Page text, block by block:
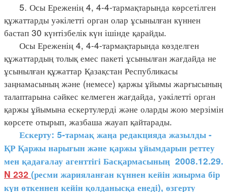
5. Осы Ереженің 4, 4-4-тармақтарында көрсетілген
құжаттарды уәкілетті орган олар ұсынылған күннен
бастап 30 күнтізбелік күн ішінде қарайды.
Осы Ереженің 4, 4-4-тармақтарында көзделген
құжаттардың толық емес пакеті ұсынылған жағдайда не
ұсынылған құжаттар Қазақстан Республикасы
заңнамасының және (немесе) қаржы ұйымы жарғысының
талаптарына сәйкес келмеген жағдайда, уәкілетті орган
қаржы ұйымына ескертулерді және оларды жою мерзімін
көрсете отырып, жазбаша жауап қайтарады.
Ескерту: 5-тармақ жаңа редакцияда жазылды -
ҚР Қаржы нарығын және қаржы ұйымдарын реттеу
мен қадағалау агенттігі Басқармасының 2008.12.29.
N 232 (ресми жарияланған күннен кейін жиырма бір
күн өткеннен кейін қолданысқа енеді), өзгерту